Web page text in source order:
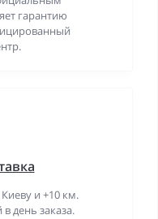
гарантию
и +10 км.
день заказа.